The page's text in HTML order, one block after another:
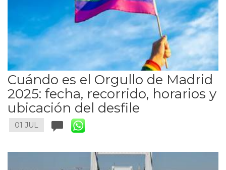
Cuándo es el Orgullo de Madrid
2025: fecha, recorrido, horarios y
ubicación del desfile
01 JUL